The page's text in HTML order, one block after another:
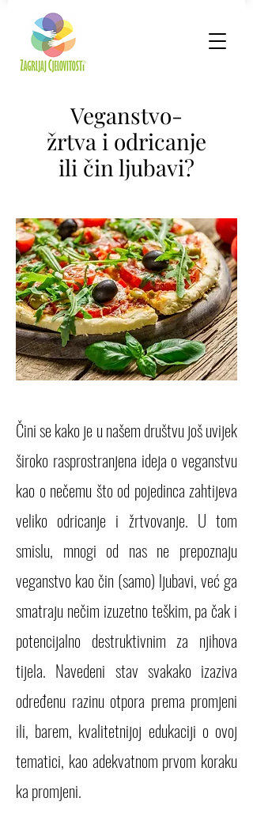
Veganstvo-
žrtva i odricanje
ili čin ljubavi?
Čini se kako je u našem društvu još uvijek
široko rasprostranjena ideja o veganstvu
kao o nečemu što od pojedinca zahtijeva
veliko odricanje i žrtvovanje. U tom
smislu, mnogi od nas ne prepoznaju
veganstvo kao čin (samo) ljubavi, već ga
smatraju nečim izuzetno teškim, pa čak i
potencijalno destruktivnim za njihova
tijela. Navedeni stav svakako izaziva
određenu razinu otpora prema promjeni
ili, barem, kvalitetnijoj edukaciji o ovoj
tematici, kao adekvatnom prvom koraku
ka promjeni.